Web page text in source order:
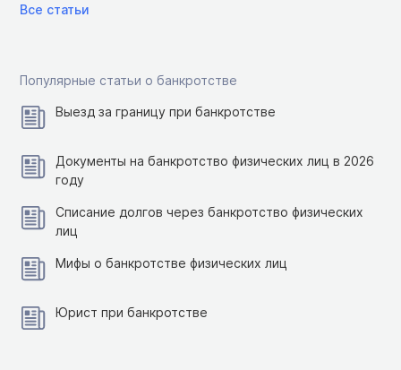
Все статьи
Популярные статьи о банкротстве
Выезд за границу при банкротстве
Документы на банкротство физических лиц в 2026
году
Списание долгов через банкротство физических
лиц
Мифы о банкротстве физических лиц
Юрист при банкротстве